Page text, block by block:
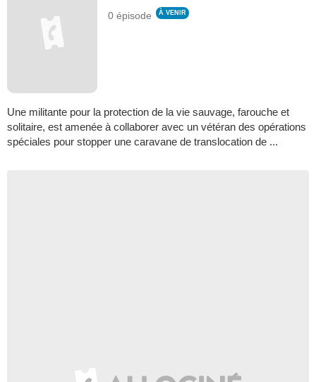
0 épisode À VENIR
Une militante pour la protection de la vie sauvage, farouche et
solitaire, est amenée à collaborer avec un vétéran des opérations
spéciales pour stopper une caravane de translocation de ...